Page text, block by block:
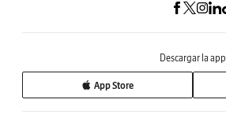
Descargar la app
App Store